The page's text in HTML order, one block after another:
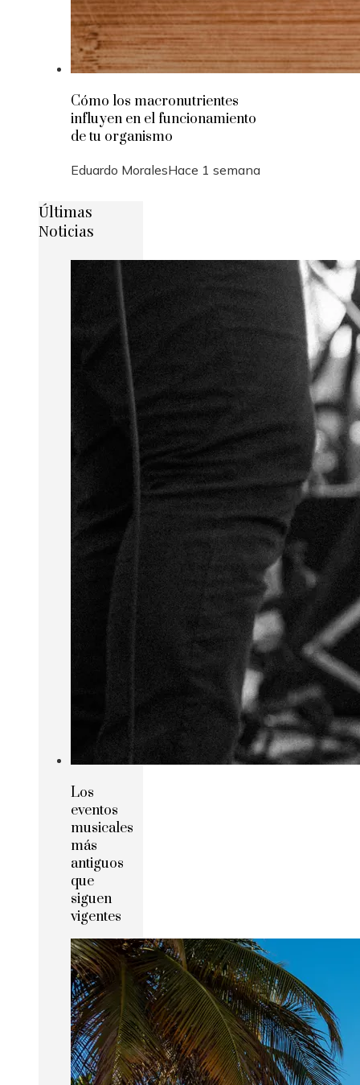
Cómo los macronutrientes
influyen en el funcionamiento
de tu organismo
Eduardo MoralesHace 1 semana
Últimas
Noticias
Los
eventos
musicales
más
antiguos
que
siguen
vigentes